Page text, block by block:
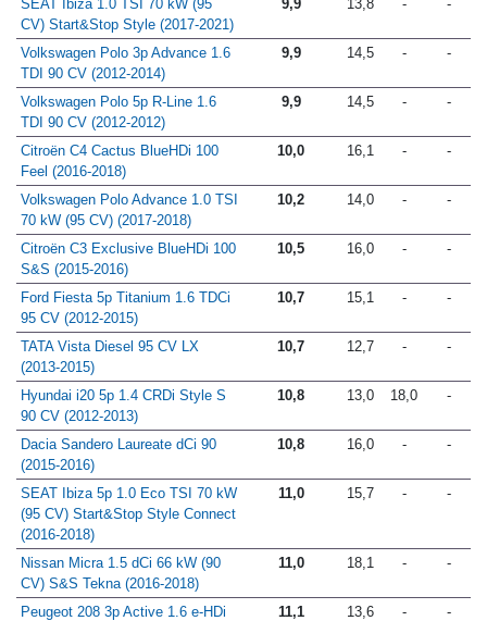
SEAT Ibiza 1.0 TSI 70 kW (95
CV) Start&Stop Style (2017-2021)
9,9 13,8 - -
Volkswagen Polo 3p Advance 1.6
TDI 90 CV (2012-2014)
9,9 14,5 - -
Volkswagen Polo 5p R-Line 1.6
TDI 90 CV (2012-2012)
9,9 14,5 - -
Citroën C4 Cactus BlueHDi 100
Feel (2016-2018)
10,0 16,1 - -
Volkswagen Polo Advance 1.0 TSI
70 kW (95 CV) (2017-2018)
10,2 14,0 - -
Citroën C3 Exclusive BlueHDi 100
S&S (2015-2016)
10,5 16,0 - -
Ford Fiesta 5p Titanium 1.6 TDCi
95 CV (2012-2015)
10,7 15,1 - -
TATA Vista Diesel 95 CV LX
(2013-2015)
10,7 12,7 - -
Hyundai i20 5p 1.4 CRDi Style S
90 CV (2012-2013)
10,8 13,0 18,0 -
Dacia Sandero Laureate dCi 90
(2015-2016)
10,8 16,0 - -
SEAT Ibiza 5p 1.0 Eco TSI 70 kW
(95 CV) Start&Stop Style Connect
(2016-2018)
11,0 15,7 - -
Nissan Micra 1.5 dCi 66 kW (90
CV) S&S Tekna (2016-2018)
11,0 18,1 - -
Peugeot 208 3p Active 1.6 e-HDi
11,1 13,6 - -